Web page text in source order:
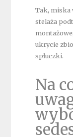
Tak, miska
stelaża
ukrycie
spłuczki.
Na